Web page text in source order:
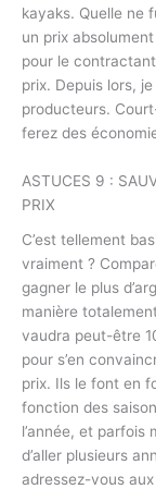
kayaks. Quelle ne
un prix
pour le
prix. Depuis lors, je
producteurs.
ferez des
ASTUCES 9 :
PRIX
C’est tellement
vraiment ?
gagner le plus
manière
vaudra peut-être
pour s’en
prix. Ils le font en
fonction des
l’année, et parfois
d’aller plusieurs
adressez-vous